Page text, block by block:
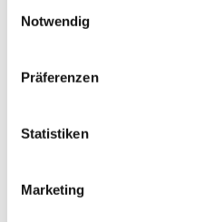
Notwendig
Präferenzen
Statistiken
Marketing
Datensicherung